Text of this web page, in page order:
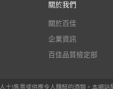
關於我們
關於百佳
企業資訊
百佳品質檢定部
)售賣或供應令人醺醉的酒類。本網站